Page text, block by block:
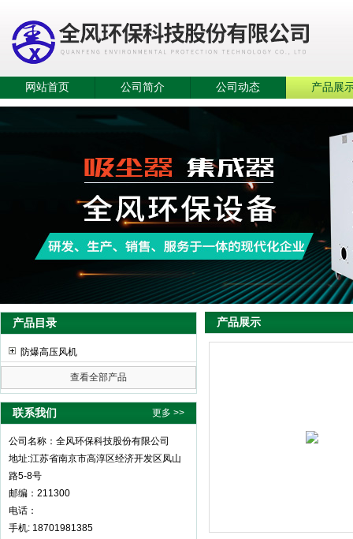
网站首页 公司简介 公司动态 产品展
产品目录
防爆高压风机
查看全部产品
联系我们 更多 >>
公司名称：全风环保科技股份有限公司
地址:江苏省南京市高淳区经济开发区凤山
路5-8号
邮编：211300
电话：
手机: 18701981385
产品展示